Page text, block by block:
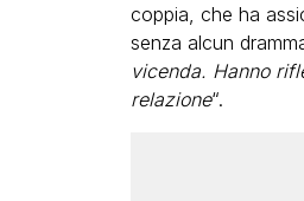
coppia, che ha
senza alcun
vicenda. Hanno
relazione“.